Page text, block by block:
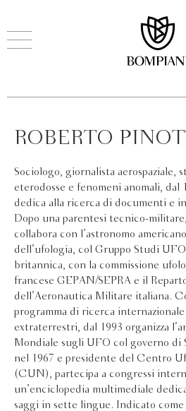
ROBERTO
Sociologo, giornalista aerospaziale,
eterodosse e fenomeni anomali, dal
dedica alla ricerca di documenti e
Dopo una parentesi tecnico-
collabora con l’astronomo
dell’ufologia, col Gruppo Studi
britannica, con la commissione
francese GEPAN/SEPRA e il
dell’Aeronautica Militare italiana.
programma di ricerca
extraterrestri, dal 1993 organizza
Mondiale sugli UFO col governo di
nel 1967 e presidente del Centro
(CUN), partecipa a congressi
un’enciclopedia multimediale
saggi in sette lingue. Indicato come